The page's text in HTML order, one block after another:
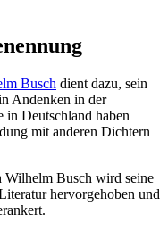
Busch dient dazu, sein
Andenken in der
Deutschland haben
mit anderen Dichtern
Wilhelm Busch wird seine
hervorgehoben und